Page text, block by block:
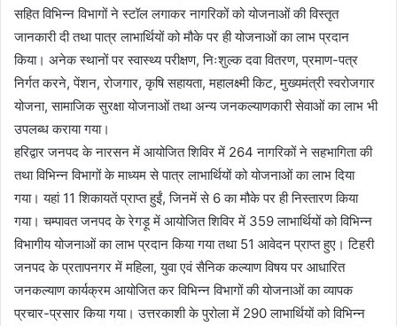
सहित विभिन्न विभागों ने स्टॉल लगाकर नागरिकों को योजनाओं की विस्तृत
जानकारी दी तथा पात्र लाभार्थियों को मौके पर ही योजनाओं का लाभ प्रदान
किया। अनेक स्थानों पर स्वास्थ्य परीक्षण, निःशुल्क दवा वितरण, प्रमाण-पत्र
निर्गत करने, पेंशन, रोजगार, कृषि सहायता, महालक्ष्मी किट, मुख्यमंत्री स्वरोजगार
योजना, सामाजिक सुरक्षा योजनाओं तथा अन्य जनकल्याणकारी सेवाओं का लाभ भी
उपलब्ध कराया गया।
हरिद्वार जनपद के नारसन में आयोजित शिविर में 264 नागरिकों ने सहभागिता की
तथा विभिन्न विभागों के माध्यम से पात्र लाभार्थियों को योजनाओं का लाभ दिया
गया। यहां 11 शिकायतें प्राप्त हुईं, जिनमें से 6 का मौके पर ही निस्तारण किया
गया। चम्पावत जनपद के रेगड़ू में आयोजित शिविर में 359 लाभार्थियों को विभिन्न
विभागीय योजनाओं का लाभ प्रदान किया गया तथा 51 आवेदन प्राप्त हुए। टिहरी
जनपद के प्रतापनगर में महिला, युवा एवं सैनिक कल्याण विषय पर आधारित
जनकल्याण कार्यक्रम आयोजित कर विभिन्न विभागों की योजनाओं का व्यापक
प्रचार-प्रसार किया गया। उत्तरकाशी के पुरोला में 290 लाभार्थियों को विभिन्न